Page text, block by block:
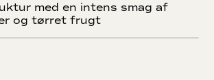
med en intens smag af
og tørret frugt